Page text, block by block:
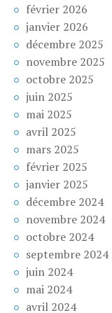
février 2026
janvier 2026
décembre 2025
novembre 2025
octobre 2025
juin 2025
mai 2025
avril 2025
mars 2025
février 2025
janvier 2025
décembre 2024
novembre 2024
octobre 2024
septembre 2024
juin 2024
mai 2024
avril 2024